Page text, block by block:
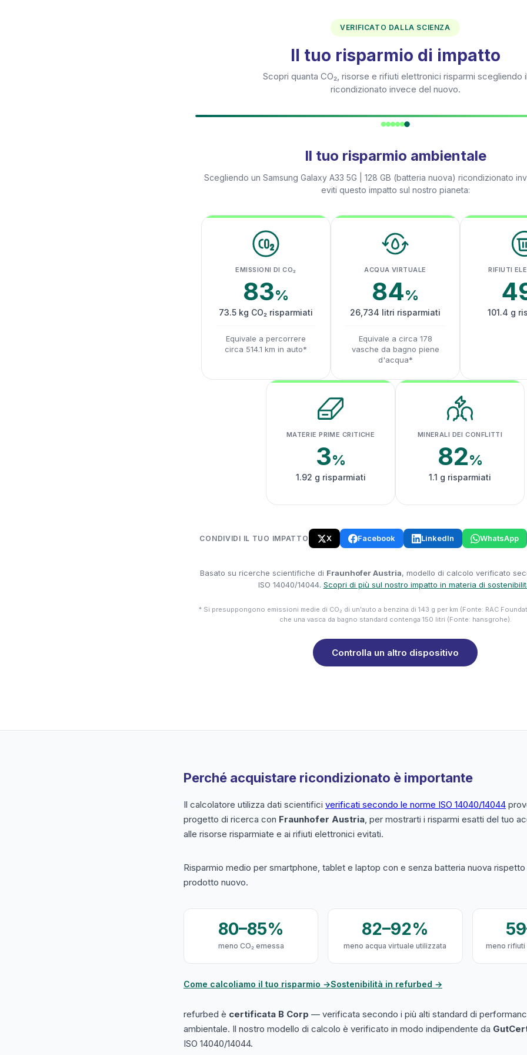
VERIFICATO DALLA SCIENZA
Il tuo risparmio di impatto
Scopri quanta CO₂, risorse e rifiuti elettronici risparmi scegliendo il
ricondizionato invece del nuovo.
Il tuo risparmio ambientale
Scegliendo un Samsung Galaxy A33 5G | 128 GB (batteria nuova) ricondizionato
eviti questo impatto sul nostro pianeta:
EMISSIONI DI CO₂
83%
73.5 kg CO₂ risparmiati
Equivale a percorrere
circa 514.1 km in auto*
ACQUA VIRTUALE
84%
26,734 litri risparmiati
Equivale a circa 178
vasche da bagno piene
d'acqua*
RIFIUTI
101.4 g
MATERIE PRIME CRITICHE
3%
1.92 g risparmiati
MINERALI DEI CONFLITTI
82%
1.1 g risparmiati
CONDIVIDI IL TUO IMPATTO X Facebook LinkedIn WhatsApp
Basato su ricerche scientifiche di Fraunhofer Austria, modello di calcolo verificato
ISO 14040/14044. Scopri di più sul nostro impatto in materia di
* Si presuppongono emissioni medie di CO₂ di un'auto a benzina di 143 g per km (Fonte: RAC
che una vasca da bagno standard contenga 150 litri (Fonte: hansgrohe).
Controlla un altro dispositivo
Perché acquistare ricondizionato è importante
Il calcolatore utilizza dati scientifici verificati secondo le norme ISO 14040/14044
progetto di ricerca con Fraunhofer Austria, per mostrarti i risparmi esatti del tuo
alle risorse risparmiate e ai rifiuti elettronici evitati.
Risparmio medio per smartphone, tablet e laptop con e senza batteria nuova
prodotto nuovo.
80–85%
meno CO₂ emessa
82–92%
meno acqua virtuale utilizzata meno
Come calcoliamo il tuo risparmio →Sostenibilità in refurbed →
refurbed è certificata B Corp — verificata secondo i più alti standard di
ambientale. Il nostro modello di calcolo è verificato in modo indipendente da
ISO 14040/14044.